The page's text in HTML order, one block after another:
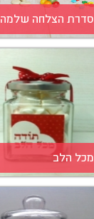
סדרת הצלחה שלמה
מכל הלב